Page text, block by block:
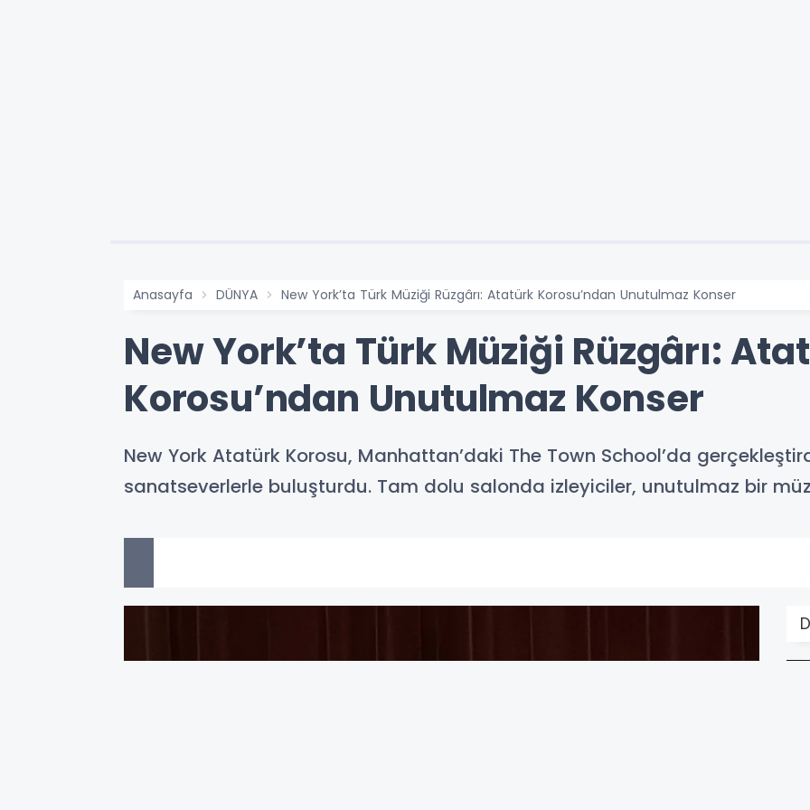
Anasayfa DÜNYA New York’ta Türk Müziği Rüzgârı: Atatürk Korosu’ndan Unutulmaz Konser
New York’ta Türk Müziği Rüzgârı:
Korosu’ndan Unutulmaz Konser
New York Atatürk Korosu, Manhattan’daki The Town School’da
sanatseverlerle buluşturdu. Tam dolu salonda izleyiciler, unutulmaz bir